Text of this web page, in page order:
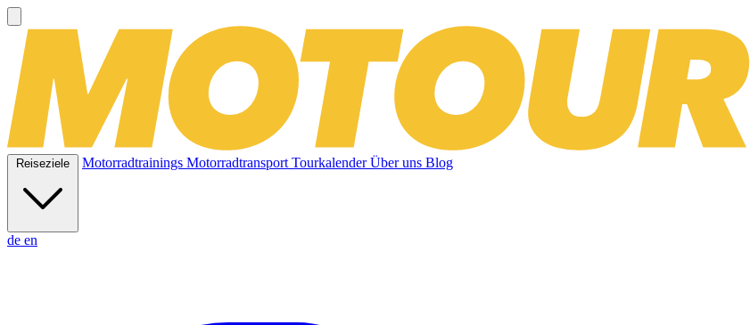
Reiseziele Motorradtrainings Motorradtransport TourkalenderÜber uns Blog
de en